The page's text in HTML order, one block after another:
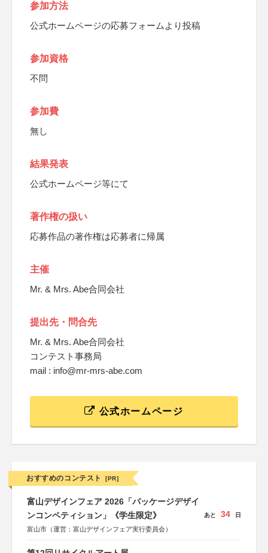
参加方法
公式ホームページの応募フォームより投稿
参加資格
不問
参加費
無し
結果発表
公式ホームページ等にて
著作権の扱い
応募作品の著作権は応募者に帰属
主催
Mr. & Mrs. Abe合同会社
提出先・問合先
Mr. & Mrs. Abe合同会社
コンテスト事務局
mail : info@mr-mrs-abe.com
公式ホームページ
おすすめのコンテスト [PR]
富山デザインフェア 2026「パッケージデザイ
ンコンペティション」《学生限定》
富山市（運営：富山デザインフェア実行委員会）
あと 34 日